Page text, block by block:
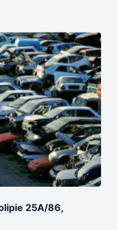
25A/86,